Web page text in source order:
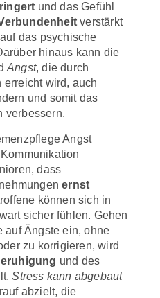
und das Gefühl
verstärkt
das psychische
hinaus kann die
Angst, die durch
wird, auch
und somit das
verbessern.
Angst
dass
ernst
können sich in
sicher fühlen. Gehen
auf Ängste ein, ohne
zu korrigieren, wird
und des
Stress kann abgebaut
abzielt, die